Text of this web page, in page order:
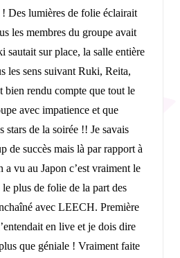
Des lumières de folie éclairait
les membres du groupe avait
sautait sur place, la salle entière
les sens suivant Ruki, Reita,
bien rendu compte que tout le
avec impatience et que
stars de la soirée !! Je savais
de succès mais là par rapport à
a vu au Japon c’est vraiment le
plus de folie de la part des
avec LEECH. Première
en live et je dois dire
que géniale ! Vraiment faite